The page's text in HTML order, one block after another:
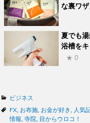
な裏ワ
夏でも
浴槽を
★ 0
カ
テ
ゴ
ビジネス
タ
グ
FX お布施 お金が好き 人気
情報 寺院 目からウロコ！